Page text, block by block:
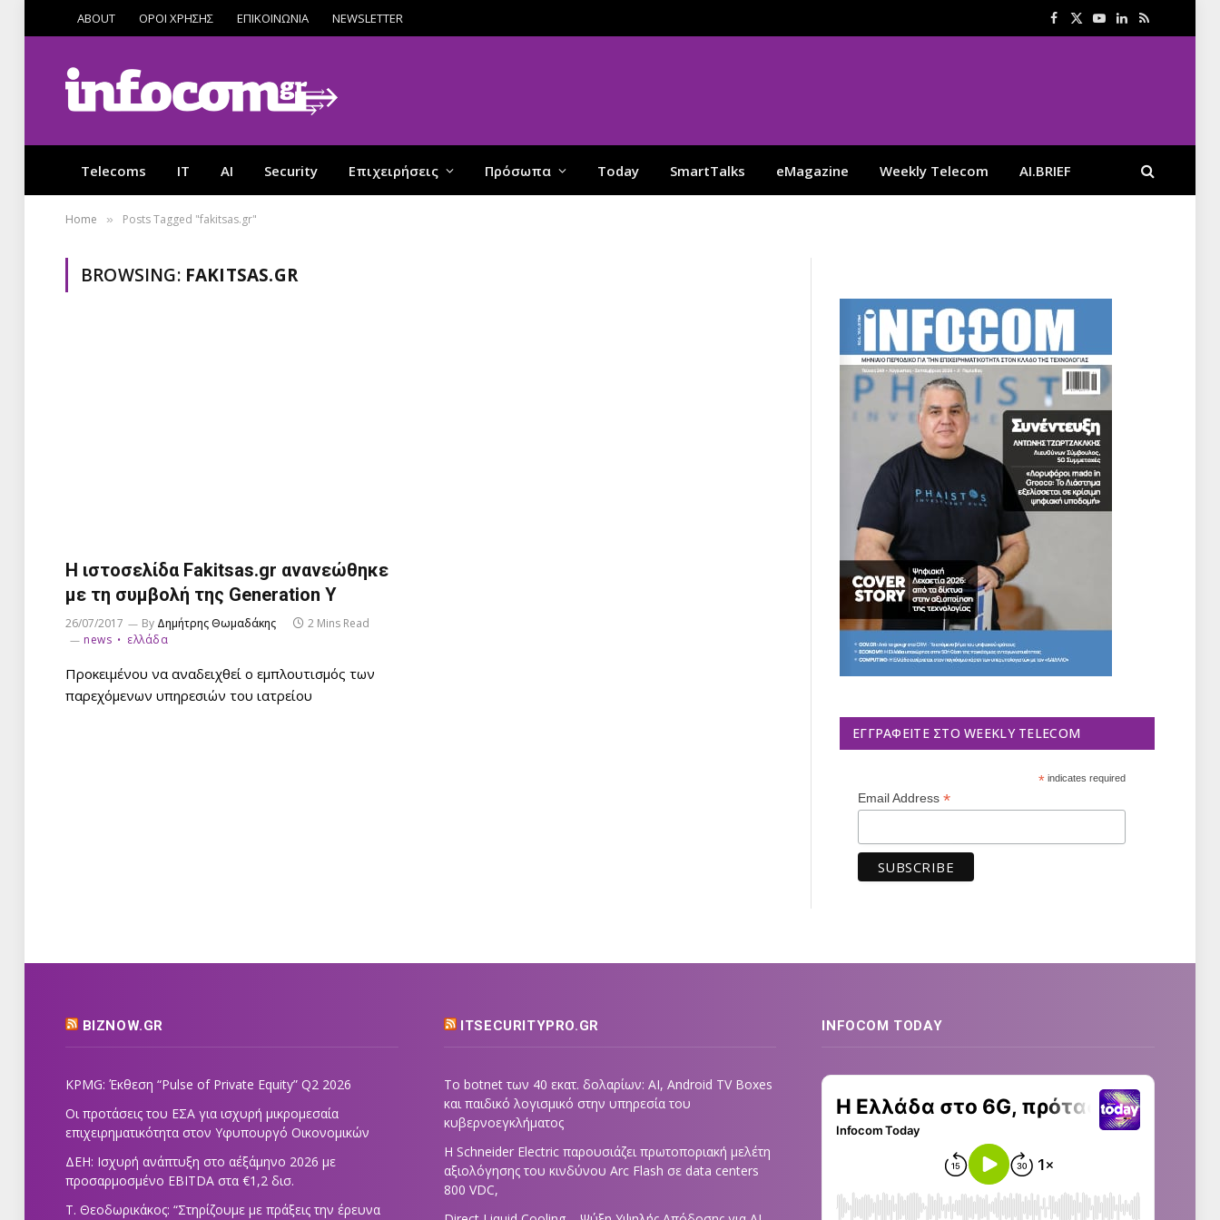
ABOUT ΟΡΟΙ ΧΡΗΣΗΣ ΕΠΙΚΟΙΝΩΝΙΑ NEWSLETTER Facebook
X
YouTube
LinkedIn
RSS
Telecoms IT AI Security Επιχειρήσεις Πρόσωπα Today SmartTalks eMagazine Weekly Telecom AI.BRIEF
Home » Posts Tagged "fakitsas.gr"
BROWSING: FAKITSAS.GR
H ιστοσελίδα Fakitsas.gr ανανεώθηκε
με τη συμβολή της Generation Y
26/07/2017 By Δημήτρης Θωμαδάκης
2 Mins Read
news
ελλάδα
Προκειμένου να αναδειχθεί ο εμπλουτισμός των
παρεχόμενων υπηρεσιών του ιατρείου
ΕΓΓΡΑΦΕΊΤΕ ΣΤΟ WEEKLY TELECOM
*indicates required
Email Address *
BIZNOW.GR
KPMG: Έκθεση “Pulse of Private Equity” Q2 2026
Οι προτάσεις του ΕΣΑ για ισχυρή μικρομεσαία
επιχειρηματικότητα στον Υφυπουργό Οικονομικών
ΔΕΗ: Ισχυρή ανάπτυξη στο α΄εξάμηνο 2026 με
προσαρμοσμένο EBITDA στα €1,2 δισ.
Τ. Θεοδωρικάκος: “Στηρίζουμε με πράξεις την έρευνα
ITSECURITYPRO.GR
Το botnet των 40 εκατ. δολαρίων: AI, Android TV Boxes
και παιδικό λογισμικό στην υπηρεσία του
κυβερνοεγκλήματος
Η Schneider Electric παρουσιάζει πρωτοποριακή μελέτη
αξιολόγησης του κινδύνου Arc Flash σε data centers
800 VDC,
INFOCOM TODAY